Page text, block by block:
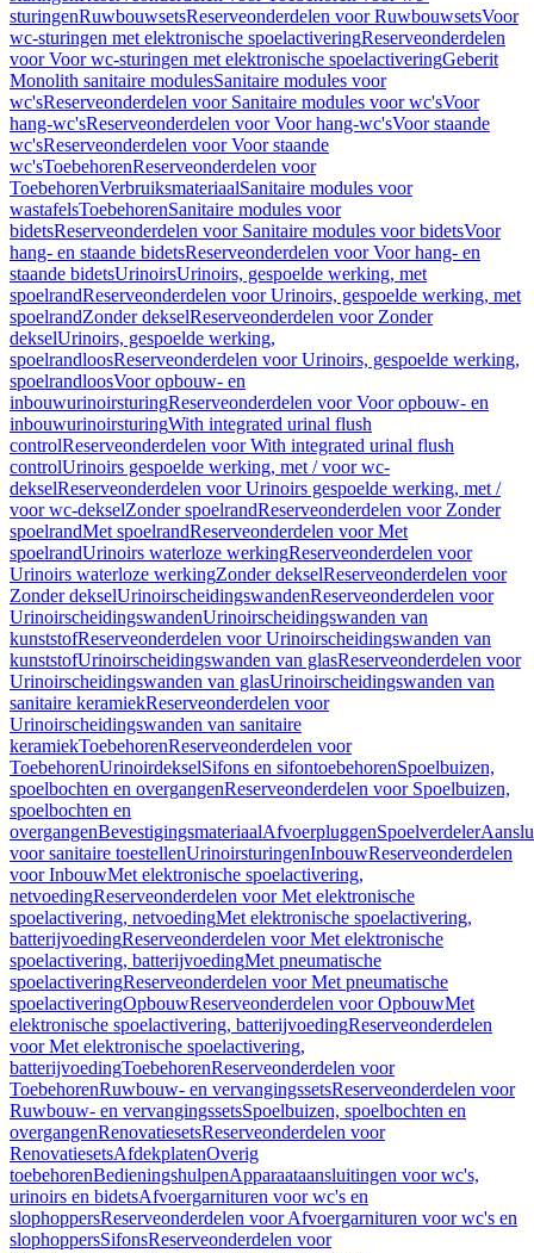
sturingenRuwbouwsetsReserveonderdelen voor RuwbouwsetsVoor
wc-sturingen met elektronische spoelactiveringReserveonderdelen
voor Voor wc-sturingen met elektronische spoelactiveringGeberit
Monolith sanitaire modulesSanitaire modules voor
wc'sReserveonderdelen voor Sanitaire modules voor wc'sVoor
hang-wc'sReserveonderdelen voor Voor hang-wc'sVoor staande
wc'sReserveonderdelen voor Voor staande
wc'sToebehorenReserveonderdelen voor
ToebehorenVerbruiksmateriaalSanitaire modules voor
wastafelsToebehorenSanitaire modules voor
bidetsReserveonderdelen voor Sanitaire modules voor bidetsVoor
hang- en staande bidetsReserveonderdelen voor Voor hang- en
staande bidetsUrinoirsUrinoirs, gespoelde werking, met
spoelrandReserveonderdelen voor Urinoirs, gespoelde werking, met
spoelrandZonder dekselReserveonderdelen voor Zonder
dekselUrinoirs, gespoelde werking,
spoelrandloosReserveonderdelen voor Urinoirs, gespoelde werking,
spoelrandloosVoor opbouw- en
inbouwurinoirsturingReserveonderdelen voor Voor opbouw- en
inbouwurinoirsturingWith integrated urinal flush
controlReserveonderdelen voor With integrated urinal flush
controlUrinoirs gespoelde werking, met / voor wc-
dekselReserveonderdelen voor Urinoirs gespoelde werking, met /
voor wc-dekselZonder spoelrandReserveonderdelen voor Zonder
spoelrandMet spoelrandReserveonderdelen voor Met
spoelrandUrinoirs waterloze werkingReserveonderdelen voor
Urinoirs waterloze werkingZonder dekselReserveonderdelen voor
Zonder dekselUrinoirscheidingswandenReserveonderdelen voor
UrinoirscheidingswandenUrinoirscheidingswanden van
kunststofReserveonderdelen voor Urinoirscheidingswanden van
kunststofUrinoirscheidingswanden van glasReserveonderdelen voor
Urinoirscheidingswanden van glasUrinoirscheidingswanden van
sanitaire keramiekReserveonderdelen voor
Urinoirscheidingswanden van sanitaire
keramiekToebehorenReserveonderdelen voor
ToebehorenUrinoirdekselSifons en sifontoebehorenSpoelbuizen,
spoelbochten en overgangenReserveonderdelen voor Spoelbuizen,
spoelbochten en
overgangenBevestigingsmateriaalAfvoerpluggenSpoelverdeler
voor sanitaire toestellenUrinoirsturingenInbouwReserveonderdelen
voor InbouwMet elektronische spoelactivering,
netvoedingReserveonderdelen voor Met elektronische
spoelactivering, netvoedingMet elektronische spoelactivering,
batterijvoedingReserveonderdelen voor Met elektronische
spoelactivering, batterijvoedingMet pneumatische
spoelactiveringReserveonderdelen voor Met pneumatische
spoelactiveringOpbouwReserveonderdelen voor OpbouwMet
elektronische spoelactivering, batterijvoedingReserveonderdelen
voor Met elektronische spoelactivering,
batterijvoedingToebehorenReserveonderdelen voor
ToebehorenRuwbouw- en vervangingssetsReserveonderdelen voor
Ruwbouw- en vervangingssetsSpoelbuizen, spoelbochten en
overgangenRenovatiesetsReserveonderdelen voor
RenovatiesetsAfdekplatenOverig
toebehorenBedieningshulpenApparaataansluitingen voor wc's,
urinoirs en bidetsAfvoergarnituren voor wc's en
slophoppersReserveonderdelen voor Afvoergarnituren voor wc's en
slophoppersSifonsReserveonderdelen voor